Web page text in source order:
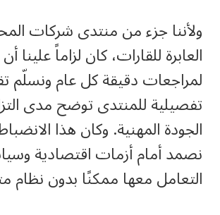
ولأننا جزء من منتدى شركات
العابرة للقارات، كان لزاماً علينا
لمراجعات دقيقة كل عام ونسلّم
تفصيلية للمنتدى توضح مدى
الجودة المهنية. وكان هذا
نصمد أمام أزمات اقتصادية
التعامل معها ممكنًا بدون